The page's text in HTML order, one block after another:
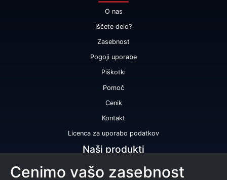
O nas
Iščete delo?
Zasebnost
Pogoji uporabe
Piškotki
Pomoč
Cenik
Kontakt
Licenca za uporabo podatkov
Naši produkti
Bonitetna ocena
Cenimo vašo zasebnost